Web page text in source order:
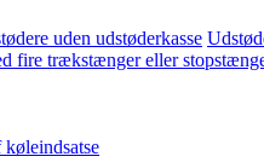
uden udstøderkasse
fire trækstænger eller